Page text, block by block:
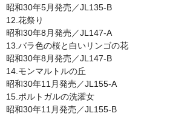
昭和30年5月発売／JL135-B
12.花祭り
昭和30年8月発売／JL147-A
13.バラ色の桜と白いリンゴの花
昭和30年8月発売／JL147-B
14.モンマルトルの丘
昭和30年11月発売／JL155-A
15.ポルトガルの洗濯女
昭和30年11月発売／JL155-B